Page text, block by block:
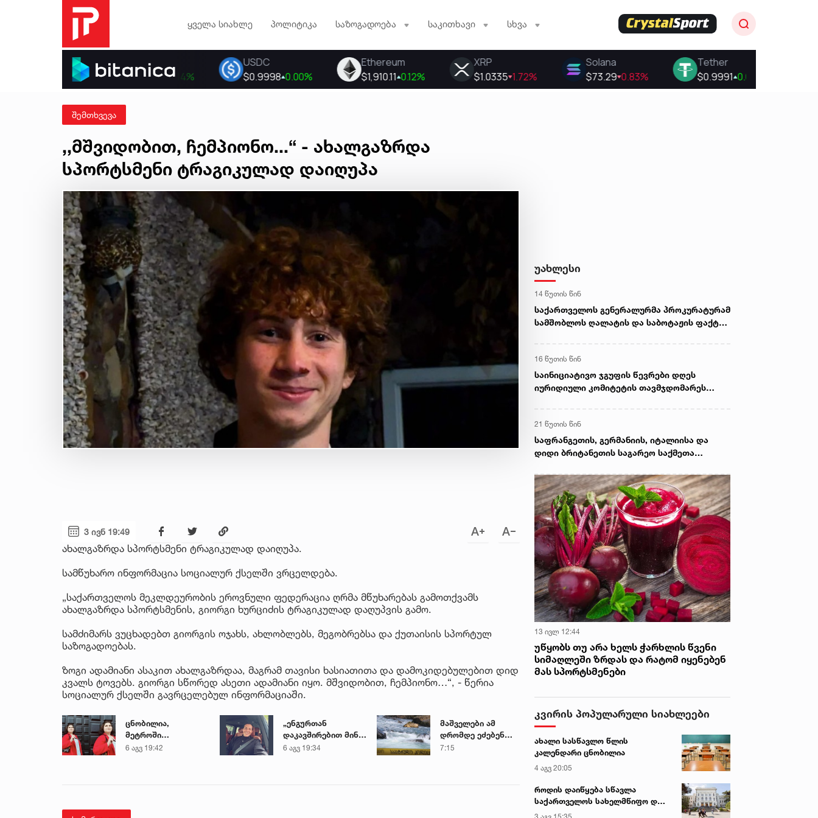
ყველა სიახლე პოლიტიკა საზოგადოება საკითხავი სხვა
შემთხვევა
,,მშვიდობით, ჩემპიონო...“ - ახალგაზრდა
სპორტსმენი ტრაგიკულად დაიღუპა
3 ივნ 19:49
ახალგაზრდა სპორტსმენი ტრაგიკულად დაიღუპა.
სამწუხარო ინფორმაცია სოციალურ ქსელში ვრცელდება.
„საქართველოს მეკლდეურობის ეროვნული ფედერაცია ღრმა მწუხარებას გამოთქვამს
ახალგაზრდა სპორტსმენის, გიორგი ხურციძის ტრაგიკულად დაღუპვის გამო.
სამძიმარს ვუცხადებთ გიორგის ოჯახს, ახლობლებს, მეგობრებსა და ქუთაისის სპორტულ
საზოგადოებას.
ზოგი ადამიანი ასაკით ახალგაზრდაა, მაგრამ თავისი ხასიათითა და დამოკიდებულებით დიდ
კვალს ტოვებს. გიორგი სწორედ ასეთი ადამიანი იყო. მშვიდობით, ჩემპიონო…“, - წერია
სოციალურ ქსელში გავრცელებულ ინფორმაციაში.
ცნობილია,
მეტროში
გარდაცვლილი 21
6 აგვ 19:42
„ენგურთან
დაკავშირებით მინდა
ვთქვა...“ - გოგა
6 აგვ 19:34
მაშველები ამ
დრომდე ეძებენ
დედას, რომელიც
7:15
უახლესი
14 წუთის წინ
საქართველოს გენერალურმა პროკურატურამ
სამშობლოს ღალატის და საბოტაჟის ფაქტზე
16 წუთის წინ
საინიციატივო ჯგუფის წევრები დღეს
იურიდიული კომიტეტის თავმჯდომარეს
21 წუთის წინ
საფრანგეთის, გერმანიის, იტალიისა და
დიდი ბრიტანეთის საგარეო საქმეთა
ომთან დაკავშირებით ერთობლივ
განცხადებას ავრცელებენ
13 ივლ 12:44
უწყობს თუ არა ხელს ჭარხლის წვენი
სიმაღლეში ზრდას და რატომ იყენებენ
მას სპორტსმენები
კვირის პოპულარული სიახლეები
ახალი სასწავლო წლის
კალენდარი ცნობილია
4 აგვ 20:05
როდის დაიწყება სწავლა
საქართველოს სახელმწიფო და
კერძო უნივერსიტეტებში